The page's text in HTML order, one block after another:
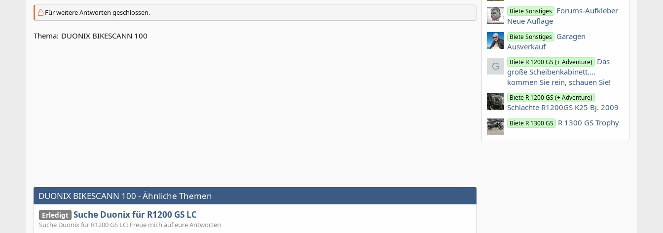
Für weitere Antworten geschlossen.
Thema: DUONIX BIKESCANN 100
DUONIX BIKESCANN 100 - Ähnliche Themen
Erledigt Suche Duonix für R1200 GS LC
Suche Duonix für R1200 GS LC: Freue mich auf eure Antworten
Biete Sonstiges Forums-Aufkleber
Neue Auflage
Biete Sonstiges Garagen
Ausverkauf
G Biete R 1200 GS (+ Adventure) Das
große Scheibenkabinett....
kommen Sie rein, schauen Sie!
Biete R 1200 GS (+ Adventure)
Schlachte R1200GS K25 Bj. 2009
Biete R 1300 GS R 1300 GS Trophy